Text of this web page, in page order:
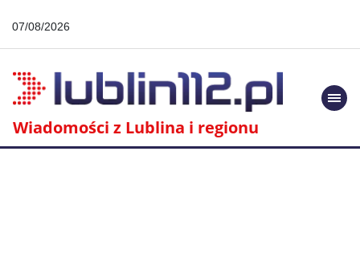
07/08/2026
Wiadomości z Lublina i regionu